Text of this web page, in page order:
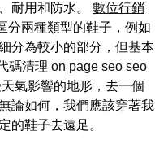
耐用和防水。 數位行銷
分兩種類型的鞋子，例如
分為較小的部分，但基本
碼清理 on page seo seo
氣影響的地形，去一個
論如何，我們應該穿著我
的鞋子去遠足。